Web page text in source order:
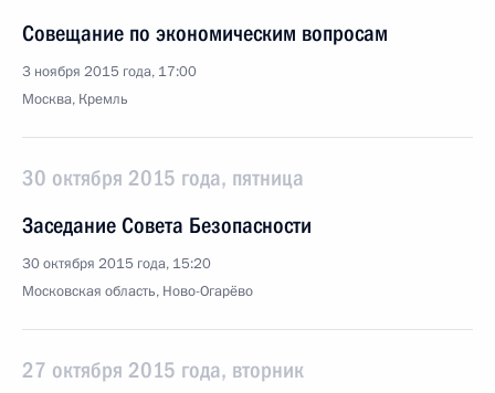
Совещание по экономическим вопросам
3 ноября 2015 года, 17:00
Москва, Кремль
30 октября 2015 года, пятница
Заседание Совета Безопасности
30 октября 2015 года, 15:20
Московская область, Ново-Огарёво
27 октября 2015 года, вторник